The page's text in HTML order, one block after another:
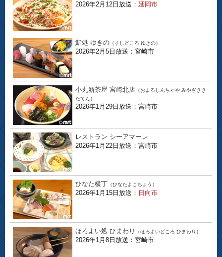
2026年2月12日放送： 延岡市
鮨処 ゆきの （すしどころ ゆきの）
2026年2月5日放送：宮崎市
小丸新茶屋 宮崎北店 （おまるしんちゃや みやざきき
たてん）
2026年1月29日放送：宮崎市
レストラン シーアマーレ
2026年1月22日放送：宮崎市
ひなた横丁 （ひなたよこちょう）
2026年1月15日放送： 日向市
ほろよい処 ひまわり （ほろよいどころ ひまわり）
2026年1月8日放送：宮崎市